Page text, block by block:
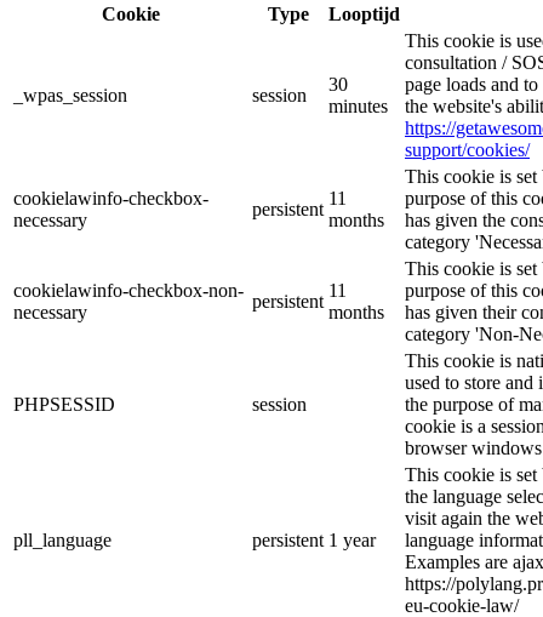
Cookie
Type Looptijd
_wpas_session session
30
minutes
This cookie is
consultation /
page loads and
the website's
https://
support/cookies/
cookielawinfo-checkbox-
necessary
persistent
11
months
This cookie is
purpose of this
has given the
category
cookielawinfo-checkbox-non-
necessary
persistent
11
months
This cookie is
purpose of this
has given their
category 'Non-
PHPSESSID session
This cookie is
used to store
the purpose of
cookie is a
browser
pll_language persistent 1 year
This cookie is set
the language
visit again the
language
Examples are
https://
eu-cookie-law/